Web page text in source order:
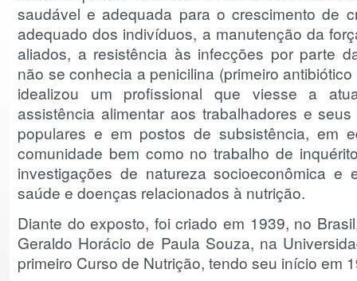
saudável e adequada para o crescimento de
adequado dos indivíduos, a manutenção da
aliados, a resistência às infecções por parte
não se conhecia a penicilina (primeiro
idealizou um profissional que viesse a
assistência alimentar aos trabalhadores e
populares e em postos de subsistência, em
comunidade bem como no trabalho de
investigações de natureza socioeconômica e
saúde e doenças relacionados à nutrição.
Diante do exposto, foi criado em 1939, no
Geraldo Horácio de Paula Souza, na
primeiro Curso de Nutrição, tendo seu início em